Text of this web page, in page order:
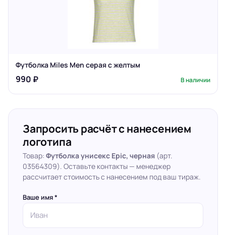
Футболка Miles Men серая с желтым
990 ₽ В наличии
Запросить расчёт с нанесением
логотипа
Товар: Футболка унисекс Epic, черная (арт.
03564309). Оставьте контакты — менеджер
рассчитает стоимость с нанесением под ваш тираж.
Ваше имя *